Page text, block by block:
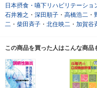
日本摂食・嚥下リハビリテーショ
石井雅之 ・ 深田順子 ・ 高橋浩二 ・
二 ・ 柴田斉子 ・ 北住映二 ・ 加賀谷
この商品を買った人はこんな商品